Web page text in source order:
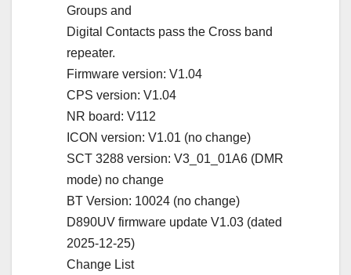
Groups and
Digital Contacts pass the Cross band
repeater.
Firmware version: V1.04
CPS version: V1.04
NR board: V112
ICON version: V1.01 (no change)
SCT 3288 version: V3_01_01A6 (DMR
mode) no change
BT Version: 10024 (no change)
D890UV firmware update V1.03 (dated
2025-12-25)
Change List